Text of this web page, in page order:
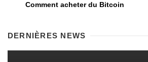
Comment acheter du Bitcoin
DERNIÈRES NEWS